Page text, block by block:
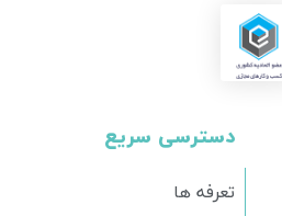
دسترسی سریع
تعرفه ها